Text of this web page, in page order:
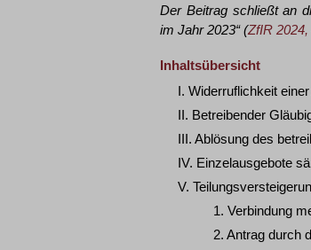
Der Beitrag schließt an
im Jahr 2023“ (ZfIR 2024,
Inhaltsübersicht
I. Widerruflichkeit
II. Betreibender
III. Ablösung des
IV. Einzelausgebote
V.
1. Verbindung
2. Antrag durch